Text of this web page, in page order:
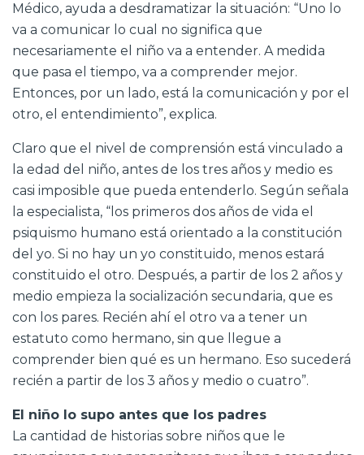
Médico, ayuda a desdramatizar la situación: “Uno lo
va a comunicar lo cual no significa que
necesariamente el niño va a entender. A medida
que pasa el tiempo, va a comprender mejor.
Entonces, por un lado, está la comunicación y por el
otro, el entendimiento”, explica.
Claro que el nivel de comprensión está vinculado a
la edad del niño, antes de los tres años y medio es
casi imposible que pueda entenderlo. Según señala
la especialista, “los primeros dos años de vida el
psiquismo humano está orientado a la constitución
del yo. Si no hay un yo constituido, menos estará
constituido el otro. Después, a partir de los 2 años y
medio empieza la socialización secundaria, que es
con los pares. Recién ahí el otro va a tener un
estatuto como hermano, sin que llegue a
comprender bien qué es un hermano. Eso sucederá
recién a partir de los 3 años y medio o cuatro”.
El niño lo supo antes que los padres
La cantidad de historias sobre niños que le